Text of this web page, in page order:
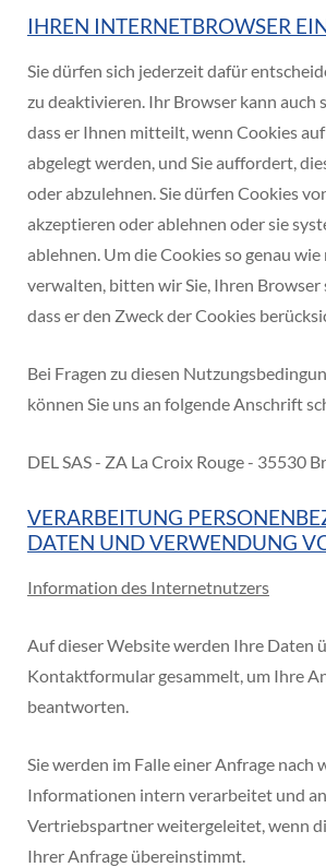
IHREN INTERNETBROWSER
Sie dürfen sich jederzeit dafür
zu deaktivieren. Ihr Browser kann auch
dass er Ihnen mitteilt, wenn Cookies
abgelegt werden, und Sie auffordert,
oder abzulehnen. Sie dürfen Cookies
akzeptieren oder ablehnen oder sie
ablehnen. Um die Cookies so genau wie
verwalten, bitten wir Sie, Ihren Browser
dass er den Zweck der Cookies
Bei Fragen zu diesen
können Sie uns an folgende Anschrift
DEL SAS - ZA La Croix Rouge - 35530
VERARBEITUNG
DATEN UND VERWENDUNG
Information des Internetnutzers
Auf dieser Website werden Ihre Daten
Kontaktformular gesammelt, um Ihre
beantworten.
Sie werden im Falle einer Anfrage nach
Informationen intern verarbeitet und
Vertriebspartner weitergeleitet, wenn
Ihrer Anfrage übereinstimmt.